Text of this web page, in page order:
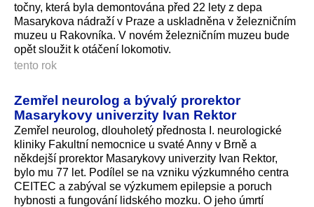
točny, která byla demontována před 22 lety z depa
Masarykova nádraží v Praze a uskladněna v železničním
muzeu u Rakovníka. V novém železničním muzeu bude
opět sloužit k otáčení lokomotiv.
tento rok
Zemřel neurolog a bývalý prorektor
Masarykovy univerzity Ivan Rektor
Zemřel neurolog, dlouholetý přednosta I. neurologické
kliniky Fakultní nemocnice u svaté Anny v Brně a
někdejší prorektor Masarykovy univerzity Ivan Rektor,
bylo mu 77 let. Podílel se na vzniku výzkumného centra
CEITEC a zabýval se výzkumem epilepsie a poruch
hybnosti a fungování lidského mozku. O jeho úmrtí